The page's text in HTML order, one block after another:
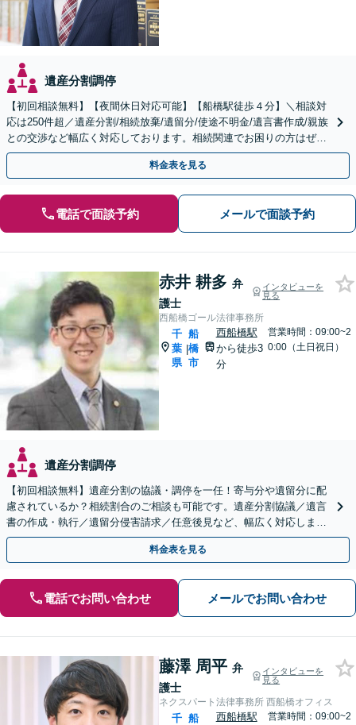
遺産分割調停
【初回相談無料】【夜間休日対応可能】【船橋駅徒歩４分】＼相談対
応は250件超／遺産分割/相続放棄/遺留分/使途不明金/遺言書作成/親族
との交渉など幅広く対応しております。相続関連でお困りの方はぜひ
一度ご相談ください。
料金表を見る
電話で面談予約 メールで面談予約
赤井 耕多 弁
護士
インタビューを
見る
西船橋ゴール法律事務所
千
葉
県
|
船
橋
市
西船橋駅
から徒歩3
分
営業時間：09:00~2
0:00（土日祝日）
遺産分割調停
【初回相談無料】遺産分割の協議・調停を一任！寄与分や遺留分に配
慮されているか？相続割合のご相談も可能です。遺産分割協議／遺言
書の作成・執行／遺留分侵害請求／任意後見など、幅広く対応します
【夜間・休日面談可】【西船橋駅3分】
料金表を見る
電話でお問い合わせ メールでお問い合わせ
藤澤 周平 弁
護士
インタビューを
見る
ネクスパート法律事務所 西船橋オフィス
千 船
西船橋駅
営業時間：09:00~2